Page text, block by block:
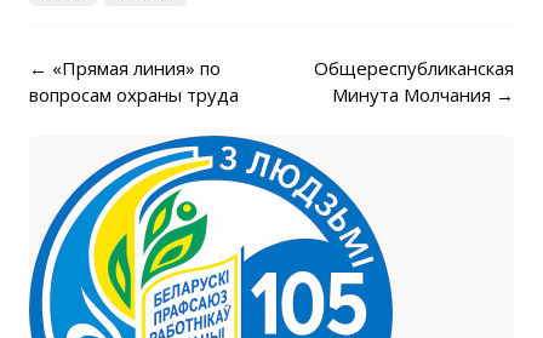
Post navigation
← «Прямая линия» по
вопросам охраны труда
Общереспубликанская
Минута Молчания →